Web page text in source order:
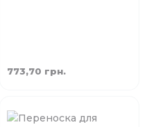
773,70 грн.